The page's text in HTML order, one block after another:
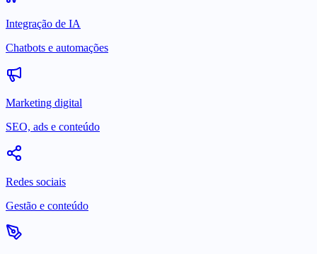
Integração de IA
Chatbots e automações
Marketing digital
SEO, ads e conteúdo
Redes sociais
Gestão e conteúdo